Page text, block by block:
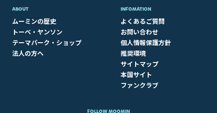
ABOUT​
ムーミンの歴史
トーベ・ヤンソン
テーマパーク・ショップ
法人の方へ
INFOMATION
よくあるご質問
お問い合わせ
個人情報保護方針
推奨環境
サイトマップ
本国サイト
ファンクラブ
FOLLOW MOOMIN